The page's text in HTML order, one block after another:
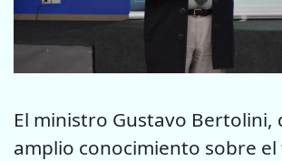
El ministro Gustavo Bertolini,
amplio conocimiento sobre el